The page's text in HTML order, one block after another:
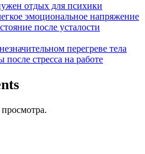
отдых для психики
эмоциональное напряжение
после усталости
перегреве тела
после стресса на работе